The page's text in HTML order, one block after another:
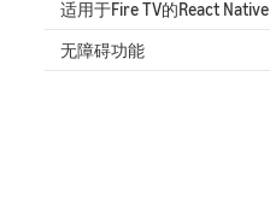
适用于Fire TV的React Native
无障碍功能